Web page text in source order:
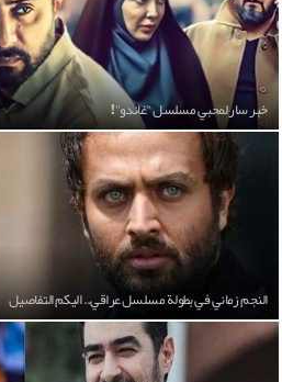
خبر سار لمحبي مسلسل "غاندو"!
النجم زماني في بطولة مسلسل عراقي.. اليكم التفاصيل